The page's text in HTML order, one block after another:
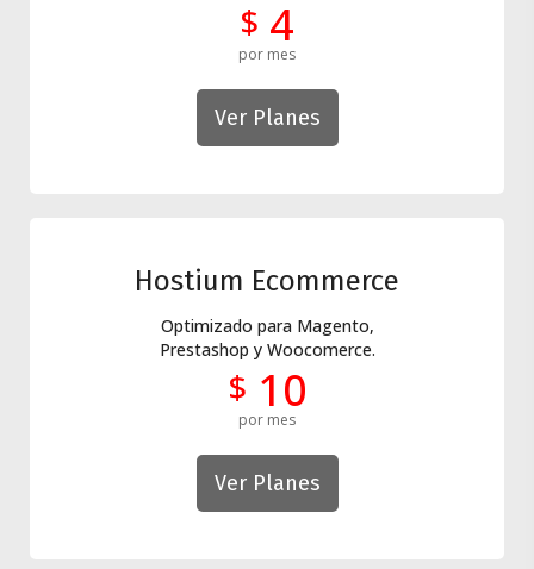
$ 4
por mes
Ver Planes
Hostium Ecommerce
Optimizado para Magento,
Prestashop y Woocomerce.
$ 10
por mes
Ver Planes